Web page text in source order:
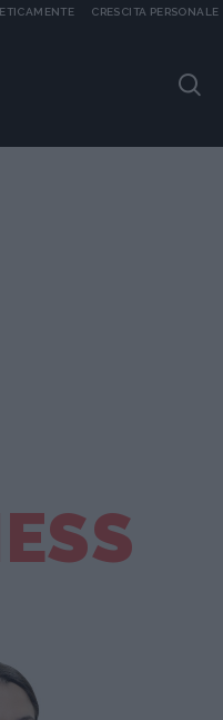
CRESCITA PERSONALE
ETICAMENTE